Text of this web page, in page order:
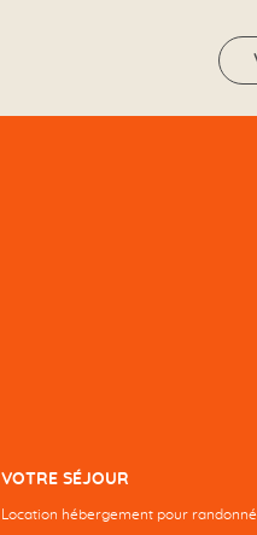
VOTRE SÉJOUR
Location hébergement pour